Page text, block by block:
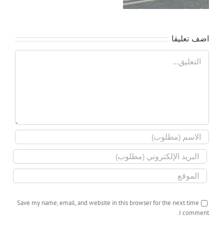
اضف تعليقا
تعليق
Save my name, email, and website in this browser for the next time
I comment.